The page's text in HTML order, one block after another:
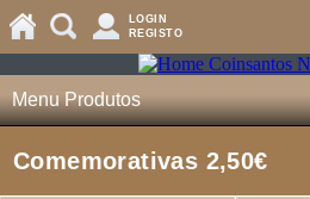
LOGIN
REGISTO
Menu Produtos
Comemorativas 2,50€